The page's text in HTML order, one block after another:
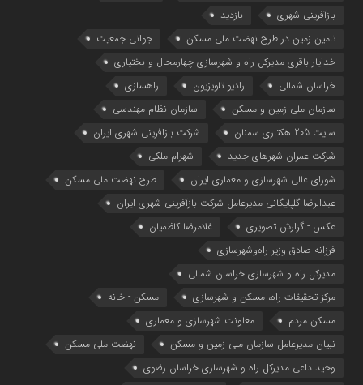
بازآفرینی شهری
بازدید
تامین زمین در طرح نهضت ملی مسکن
جوانی جمعیت
خدایار باقری مدیرکل راه و شهرسازی چهارمحال و بختیاری
خراسان شمالی
رادیو تلویزیون
راهسازی
سازمان ملی زمین و مسکن
سازمان نظام مهندسی
سایت 205 هکتاری سمنان
شرکت بازافرینی شهری ایران
شرکت عمران شهرهای جدید
شهرام ملکی
شوراي عالي شهرسازی و معماري ايران
طرح نهضت ملی مسکن
عبدالرضا گلپایگانی مدیرعامل شرکت بازآفرینی شهری ایران
عکس - گزارش تصویری
غلامرضا کاظمیان
فرزانه صادق وزیر راه‌وشهرسازی
مدیرکل راه و شهرسازی خراسان شمالی
مرکز تحقیقات راه، مسکن و شهرسازی
مسکن - خانه
مسکن مردم
معاونت شهرسازي و معماري
نبیان مدیرعامل سازمان ملی زمین و مسکن
نهضت ملی مسکن
وحید داعی مدیرکل راه و شهرسازی خراسان رضوی